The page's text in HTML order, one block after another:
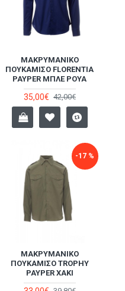
ΜΑΚΡΥΜΆΝΙΚΟ
ΠΟΥΚΆΜΙΣΟ FLORENTIA
PAYPER ΜΠΛΕ ΡΟΥΆ
35,00€ 42,00€
-17 %
ΜΑΚΡΥΜΆΝΙΚΟ
ΠΟΥΚΆΜΙΣΟ TROPHY
PAYPER ΧΑΚΊ